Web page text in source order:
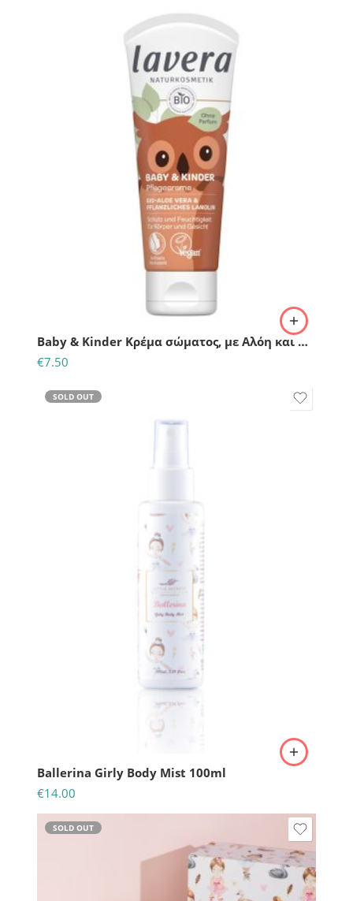
Baby & Kinder Κρέμα σώματος, με Αλόη και φυτική λανολίνη, 75ml
€7.50
SOLD OUT
Ballerina Girly Body Mist 100ml
€14.00
SOLD OUT